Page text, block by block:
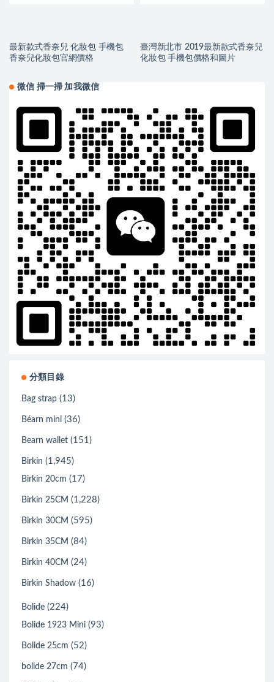
最新款式香奈兒 化妝包 手機包
香奈兒化妝包官網價格
臺灣新北市 2019最新款式香奈兒
化妝包 手機包價格和圖片
微信 掃一掃 加我微信
分類目錄
Bag strap (13)
Béarn mini (36)
Bearn wallet (151)
Birkin (1,945)
Birkin 20cm (17)
Birkin 25CM (1,228)
Birkin 30CM (595)
Birkin 35CM (84)
Birkin 40CM (24)
Birkin Shadow (16)
Bolide (224)
Bolide 1923 Mini (93)
Bolide 25cm (52)
bolide 27cm (74)